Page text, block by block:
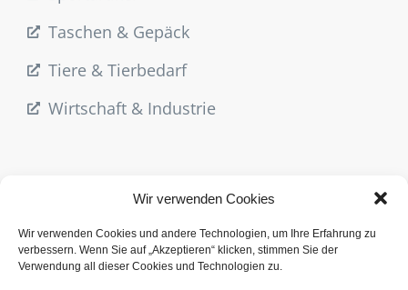
Wir verwenden Cookies
Wir verwenden Cookies und andere Technologien, um Ihre Erfahrung zu
verbessern. Wenn Sie auf „Akzeptieren“ klicken, stimmen Sie der
Verwendung all dieser Cookies und Technologien zu.
Taschen & Gepäck
Tiere & Tierbedarf
Wirtschaft & Industrie